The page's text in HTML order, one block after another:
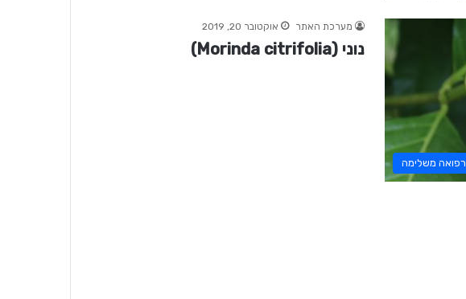
רפואה משלימה
מערכת האתר אוקטובר 20, 2019
נוני (Morinda citrifolia)